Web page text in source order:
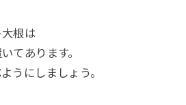
根は
てあります。
うにしましょう。